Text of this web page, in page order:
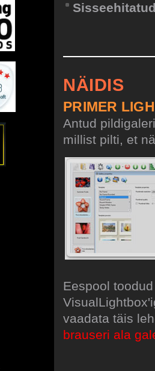
NÄIDIS
PRIMER
Antud
millist pilti, et
Eespool
vaadata täis
brauseri ala